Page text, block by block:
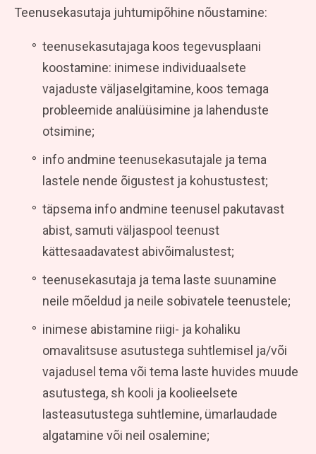
Teenusekasutaja juhtumipõhine nõustamine:
teenusekasutajaga koos tegevusplaani
koostamine: inimese individuaalsete
vajaduste väljaselgitamine, koos temaga
probleemide analüüsimine ja lahenduste
otsimine;
info andmine teenusekasutajale ja tema
lastele nende õigustest ja kohustustest;
täpsema info andmine teenusel pakutavast
abist, samuti väljaspool teenust
kättesaadavatest abivõimalustest;
teenusekasutaja ja tema laste suunamine
neile mõeldud ja neile sobivatele teenustele;
inimese abistamine riigi- ja kohaliku
omavalitsuse asutustega suhtlemisel ja/või
vajadusel tema või tema laste huvides muude
asutustega, sh kooli ja koolieelsete
lasteasutustega suhtlemine, ümarlaudade
algatamine või neil osalemine;